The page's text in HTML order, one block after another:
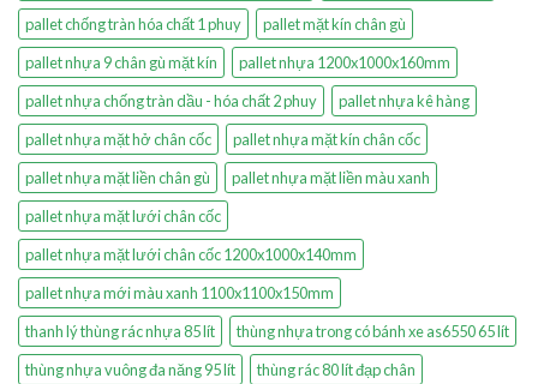
pallet chống tràn hóa chất 1 phuy
pallet mặt kín chân gù
pallet nhựa 9 chân gù mặt kín
pallet nhựa 1200x1000x160mm
pallet nhựa chống tràn dầu - hóa chất 2 phuy
pallet nhựa kê hàng
pallet nhựa mặt hở chân cốc
pallet nhựa mặt kín chân cốc
pallet nhựa mặt liền chân gù
pallet nhựa mặt liền màu xanh
pallet nhựa mặt lưới chân cốc
pallet nhựa mặt lưới chân cốc 1200x1000x140mm
pallet nhựa mới màu xanh 1100x1100x150mm
thanh lý thùng rác nhựa 85 lít
thùng nhựa trong có bánh xe as6550 65 lít
thùng nhựa vuông đa năng 95 lít
thùng rác 80 lít đạp chân